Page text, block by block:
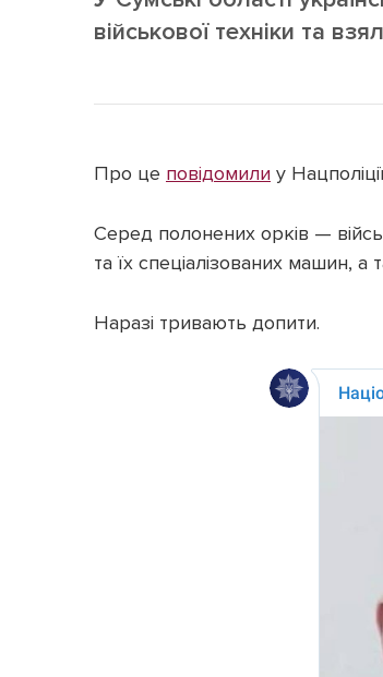
військової техніки та
Про це повідомили у
Серед полонених орків —
та їх спеціалізованих машин, а
Наразі тривають допити.